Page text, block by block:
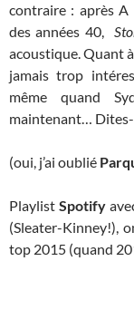
contraire : après A
des années 40,
acoustique. Quant
jamais trop
même quand
maintenant… Dites-
(oui, j’ai oublié
Playlist Spotify
(Sleater-Kinney!),
top 2015 (quand